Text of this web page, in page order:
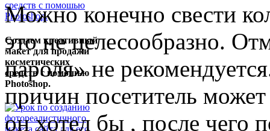
Создаем креативный
макет для продажи
косметических
средств с помошью
Photoshop.
Можно конечно свести
это не целесообразно.
пароля» не
причин посетитель
он хотел бы , после чего